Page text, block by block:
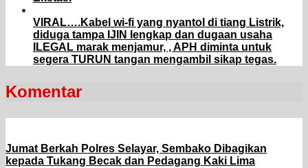
VIRAL….Kabel wi-fi yang nyantol di tiang Listrik,
diduga tampa IJIN lengkap dan dugaan usaha
ILEGAL marak menjamur, , APH diminta untuk
segera TURUN tangan mengambil sikap tegas.
Komentar
Jumat Berkah Polres Selayar, Sembako Dibagikan
kepada Tukang Becak dan Pedagang Kaki Lima